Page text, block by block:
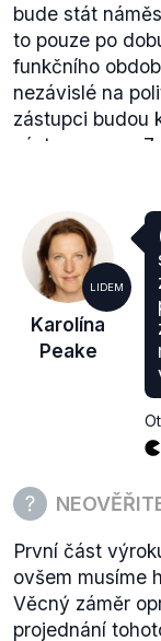
bude stát
to pouze po
funkčního
nezávislé na
zástupci budou
zástupcem na
pravdivou.
LIDEM
Karolína
Peake
První část
ovšem musíme
Věcný záměr
projednání